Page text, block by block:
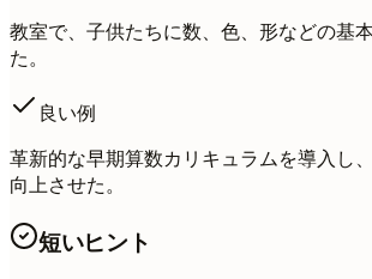
教室で、子供たちに数、色、形などの基
た。
良い例
革新的な早期算数カリキュラムを導入し
向上させた。
短いヒント